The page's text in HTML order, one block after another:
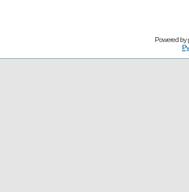
Powered by